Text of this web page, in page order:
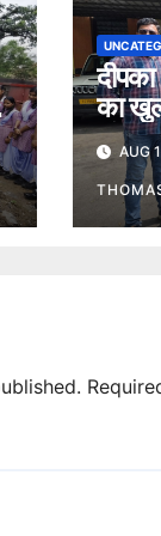
का
AUG